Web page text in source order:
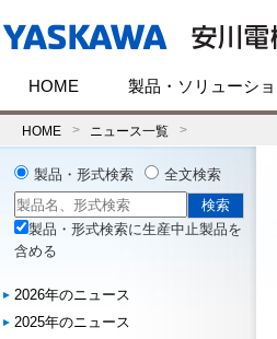
HOME 製品・ソリューシ
HOME ニュース一覧
製品・形式検索 全文検索
製品・形式検索に生産中止製品を
含める
2026年のニュース
2025年のニュース